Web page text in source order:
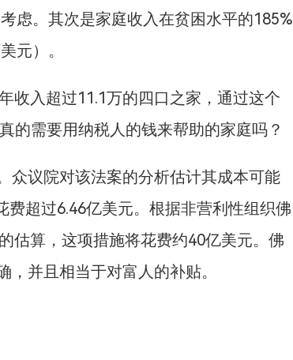
虑。其次是家庭收入在贫困水平的185%
元）。
收入超过11.1万的四口之家，通过这个
的需要用纳税人的钱来帮助的家庭吗？
众议院对该法案的分析估计其成本可能
超过6.46亿美元。根据非营利性组织佛
估算，这项措施将花费约40亿美元。佛
并且相当于对富人的补贴。